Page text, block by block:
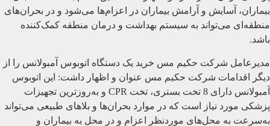
بیماران، آسایش و آرامش بیماران در اعزام‌ها می‌شود و در بحران‌های
منطقه‌ای می‌تواند به سیستم بهداشت و درمان منطقه کمک‌کننده
باشد.
مدیرعامل شرکت حکیم مس خرید یک دستگاه اتوبوس آمبولانس را از
دیگر اقدامات شرکت حکیم مس عنوان و اظهار داشت: این اتوبوس
آمبولانس دارای 8 تخت بستری، تخت CPR و به‌روزترین تجهیزات
پزشکی مورد نیاز است که در موارد بحران‌ها و بلاهای طبیعی می‌تواند
به‌سرعت به محل‌های موردنظر اعزام و در محل به بیماران و